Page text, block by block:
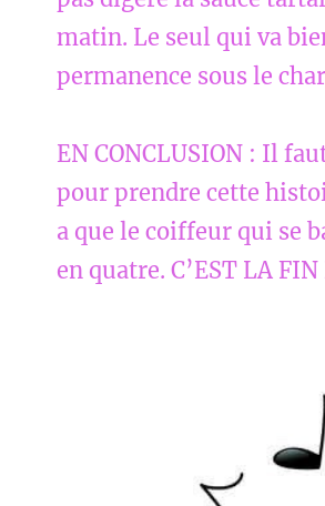
matin. Le seul qui va
permanence sous le
EN CONCLUSION : Il
pour prendre cette
a que le coiffeur qui se
en quatre. C’EST LA